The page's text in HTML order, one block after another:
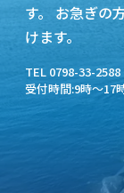
す。
お急ぎの
けます。
TEL 0798-33-2588
受付時間:9時～17